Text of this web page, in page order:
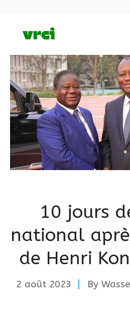
10 jours
national
de Henri
2 août 2023 By